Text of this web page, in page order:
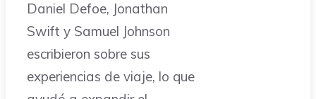
Daniel Defoe, Jonathan
Swift y Samuel Johnson
escribieron sobre sus
experiencias de viaje, lo que